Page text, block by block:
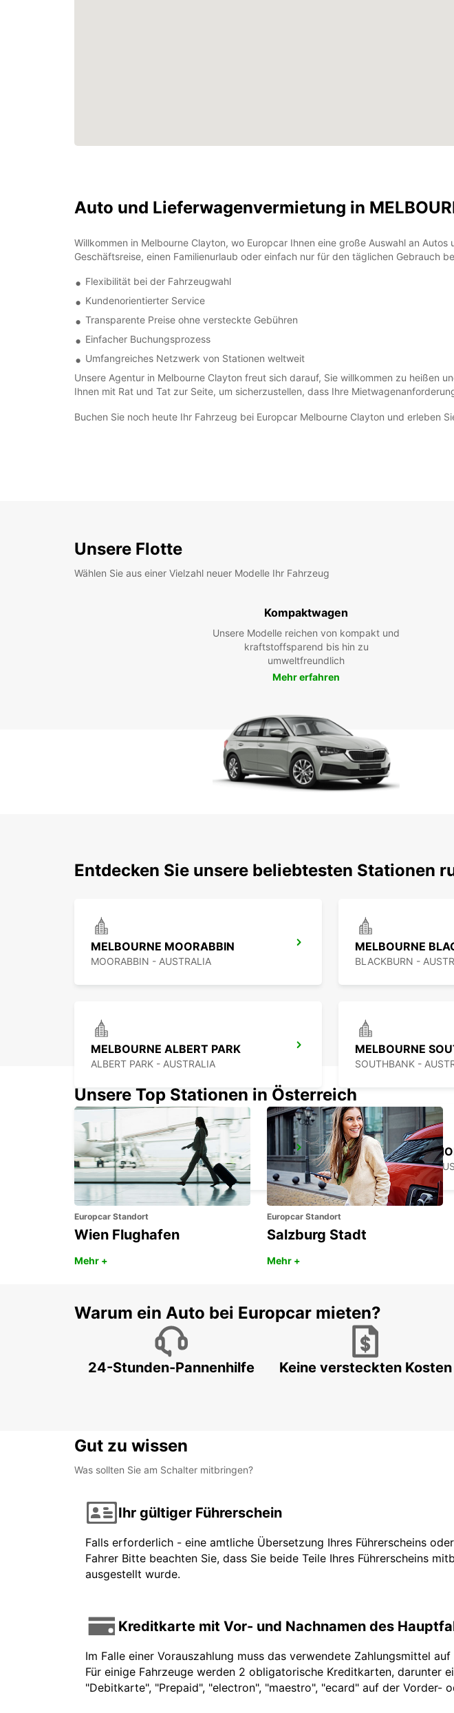
Auto und Lieferwagenvermietung in
Willkommen in Melbourne Clayton, wo Europcar Ihnen eine große Auswahl an
Geschäftsreise, einen Familienurlaub oder einfach nur für den täglichen Gebrauch
Flexibilität bei der Fahrzeugwahl
Kundenorientierter Service
Transparente Preise ohne versteckte Gebühren
Einfacher Buchungsprozess
Umfangreiches Netzwerk von Stationen weltweit
Unsere Agentur in Melbourne Clayton freut sich darauf, Sie willkommen zu heißen
Ihnen mit Rat und Tat zur Seite, um sicherzustellen, dass Ihre
Buchen Sie noch heute Ihr Fahrzeug bei Europcar Melbourne Clayton und erleben
Unsere Flotte
Wählen Sie aus einer Vielzahl neuer Modelle Ihr Fahrzeug
Kompaktwagen
Unsere Modelle reichen von kompakt und
kraftstoffsparend bis hin zu
umweltfreundlich
Mehr erfahren
Entdecken Sie unsere beliebtesten Stationen
MELBOURNE MOORABBIN
MOORABBIN - AUSTRALIA
MELBOURNE
BLACKBURN -
MELBOURNE ALBERT PARK
ALBERT PARK - AUSTRALIA
MELBOURNE
SOUTHBANK -
MELBOURNE FRANKSTON
FRANKSTON - AUSTRALIA
MELBOURNE
THOMASTOWN -
Unsere Top Stationen in Österreich
Europcar Standort
Wien Flughafen
Mehr +
Europcar Standort
Salzburg Stadt
Mehr +
Warum ein Auto bei Europcar mieten?
24-Stunden-Pannenhilfe Keine versteckten Kosten
Gut zu wissen
Was sollten Sie am Schalter mitbringen?
Ihr gültiger Führerschein
Falls erforderlich - eine amtliche Übersetzung Ihres Führerscheins
Fahrer Bitte beachten Sie, dass Sie beide Teile Ihres Führerscheins
ausgestellt wurde.
Kreditkarte mit Vor- und Nachnamen des
Im Falle einer Vorauszahlung muss das verwendete Zahlungsmittel
Für einige Fahrzeuge werden 2 obligatorische Kreditkarten,
"Debitkarte", "Prepaid", "electron", "maestro", "ecard" auf der Vorder-